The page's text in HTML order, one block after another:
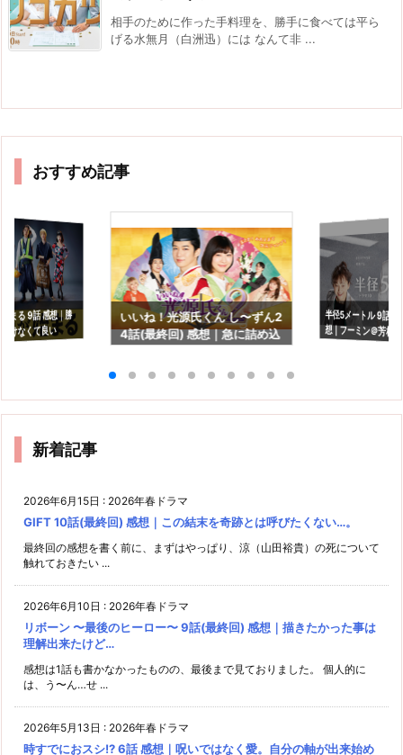
相手のために作った手料理を、勝手に食べては平ら
げる水無月（白洲迅）には なんて非 ...
おすすめ記事
まる 9話 感想｜勝
けなくて良い
いいね！光源氏くん し〜ずん2
4話(最終回) 感想｜急に詰め込
んだ感満載の最終回…
半径5メートル 9話(
想｜フーミン＠芳根
長を見守るドラマで
新着記事
2026年6月15日 : 2026年春ドラマ
GIFT 10話(最終回) 感想｜この結末を奇跡とは呼びたくない…。
最終回の感想を書く前に、まずはやっぱり、涼（山田裕貴）の死について
触れておきたい ...
2026年6月10日 : 2026年春ドラマ
リボーン 〜最後のヒーロー〜 9話(最終回) 感想｜描きたかった事は
理解出来たけど…
感想は1話も書かなかったものの、最後まで見ておりました。 個人的に
は、う〜ん…せ ...
2026年5月13日 : 2026年春ドラマ
時すでにおスシ!? 6話 感想｜呪いではなく愛。自分の軸が出来始め